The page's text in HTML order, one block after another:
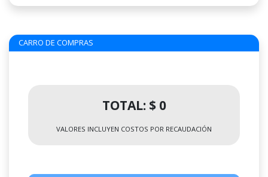
CARRO DE COMPRAS
TOTAL: $ 0
VALORES INCLUYEN COSTOS POR RECAUDACIÓN